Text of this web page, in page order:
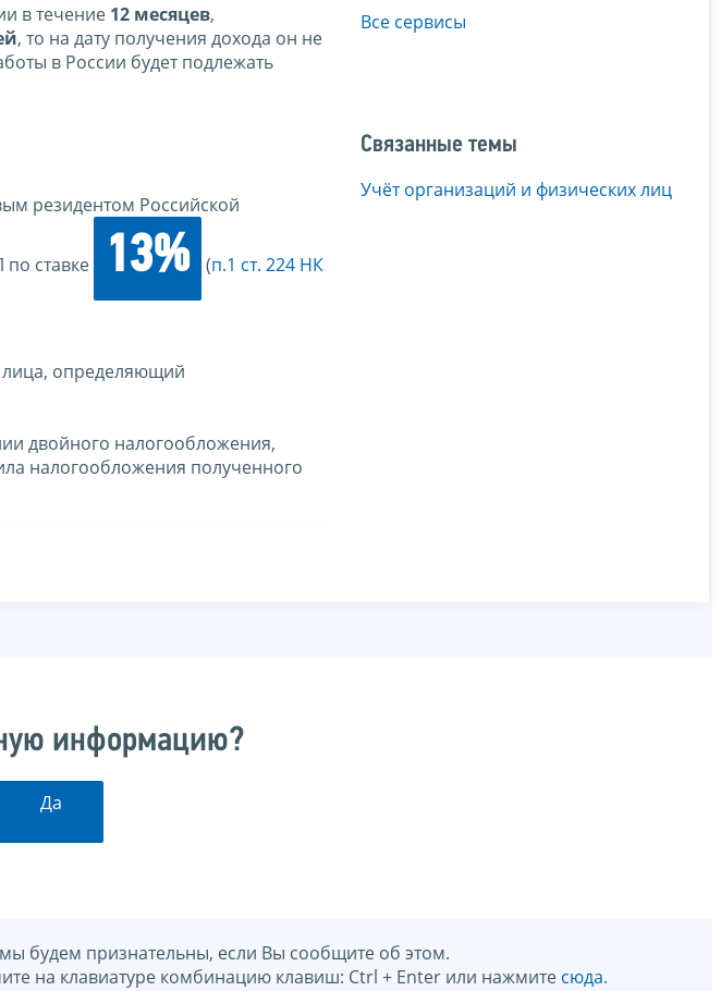
в течение 12 месяцев,
, то на дату получения дохода он не
в России будет подлежать
резидентом Российской
ставке 13% (п.1 ст. 224 НК
лица, определяющий
двойного налогообложения,
налогообложения полученного
Все сервисы
Связанные темы
Учёт организаций и физических лиц
информацию?
Да
будем признательны, если Вы сообщите об этом.
на клавиатуре комбинацию клавиш: Ctrl + Enter или нажмите сюда.